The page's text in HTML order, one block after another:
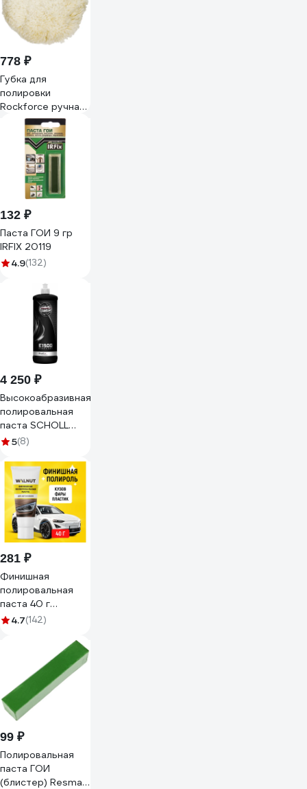
778 ₽
Губка для
полировки
Rockforce ручная
из овечьей
шерсти
двусторонняя
150мм RF-
PSP150G RF-
PSP150G(48543)
132 ₽
Паста ГОИ 9 гр
IRFIX 20119
4.9(132)
4 250 ₽
Высокоабразивная
полировальная
паста SCHOLL
Concepts E1500 1
5(8)
281 ₽
Финишная
полировальная
паста 40 г
WALNUT
4.7(142)
99 ₽
Полировальная
паста ГОИ
(блистер) Resmat